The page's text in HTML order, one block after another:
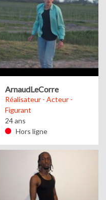
ArnaudLeCorre
Réalisateur - Acteur -
Figurant
24 ans
Hors ligne